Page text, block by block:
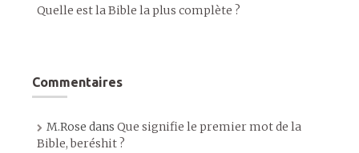
Quelle est la Bible la plus complète ?
Commentaires
M.Rose dans Que signifie le premier mot de la
Bible, beréshit ?